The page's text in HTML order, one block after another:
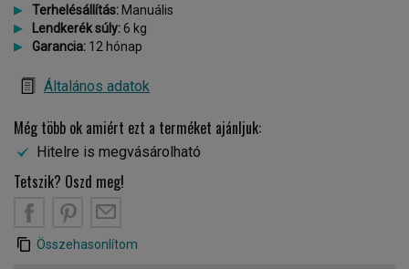
Terhelésállítás: Manuális
Lendkerék súly:6 kg
Garancia: 12 hónap
Általános adatok
Még több ok amiért ezt a terméket ajánljuk:
Hitelre is megvásárolható
Tetszik? Oszd meg!
Összehasonlítom